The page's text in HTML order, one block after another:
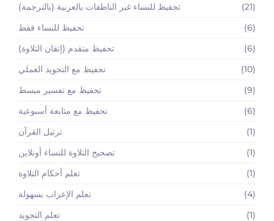
تحفيظ للنساء غير الناطقات بالعربية (بالترجمة)
(21)
تحفيظ للنساء فقط
(6)
تحفيظ متقدم (إتقان التلاوة)
(6)
تحفيظ مع التجويد العملي
(10)
تحفيظ مع تفسير مبسط
(9)
تحفيظ مع متابعة أسبوعية
(6)
ترتيل القرآن
(1)
تصحيح التلاوة للنساء أونلاين
(1)
تعلم أحكام التلاوة
(1)
تعلم الإعراب بسهولة
(4)
تعلم التجويد
(1)